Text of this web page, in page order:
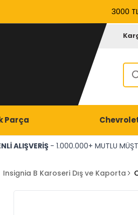
3000
Parça
ALIŞVERİŞ - 1.000.000+ MUTLU
Insignia B Karoseri Dış ve Kaporta